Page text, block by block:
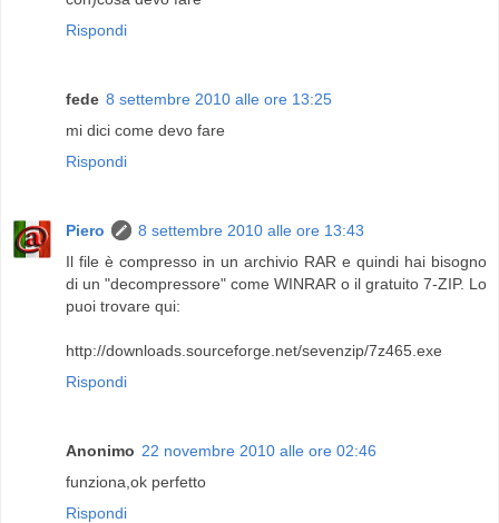
Rispondi
fede 8 settembre 2010 alle ore 13:25
mi dici come devo fare
Rispondi
Piero
8 settembre 2010 alle ore 13:43
Il file è compresso in un archivio RAR e quindi hai bisogno
di un "decompressore" come WINRAR o il gratuito 7-ZIP. Lo
puoi trovare qui:
http://downloads.sourceforge.net/sevenzip/7z465.exe
Rispondi
Anonimo 22 novembre 2010 alle ore 02:46
funziona,ok perfetto
Rispondi